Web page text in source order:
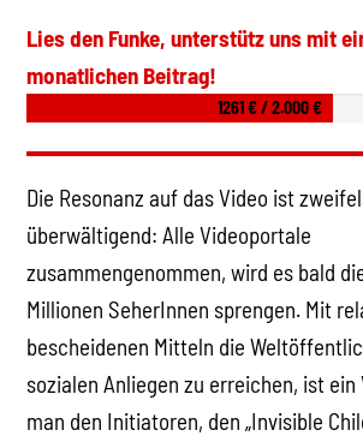
Lies den Funke, unterstütz uns mit
monatlichen Beitrag!
1261 € / 2.000 €
Die Resonanz auf das Video ist
überwältigend: Alle Videoportale
zusammengenommen, wird es bald
Millionen SeherInnen sprengen. Mit
bescheidenen Mitteln die
sozialen Anliegen zu erreichen, ist ein
man den Initiatoren, den „Invisible